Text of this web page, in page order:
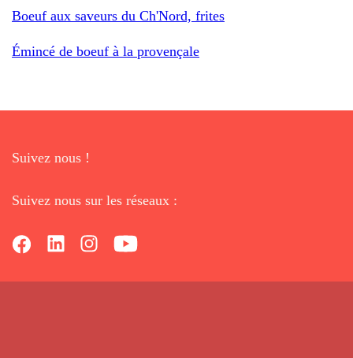
Boeuf aux saveurs du Ch'Nord, frites
Émincé de boeuf à la provençale
Suivez nous !
Suivez nous sur les réseaux :